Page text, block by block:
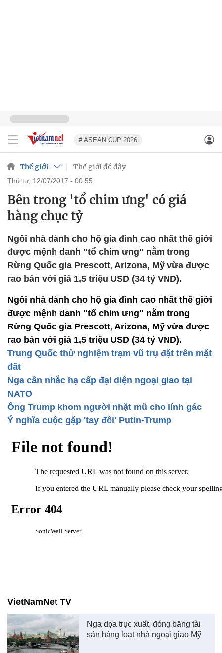
# ASEAN CUP 2026
Thế giới Thế giới đó đây
thứ tư, 12/07/2017 - 00:55
Bên trong 'tổ chim ưng' có giá
hàng chục tỷ
Ngôi nhà dành cho hộ gia đình cao nhất thế giới
được mệnh danh "tổ chim ưng" nằm trong
Rừng Quốc gia Prescott, Arizona, Mỹ vừa được
rao bán với giá 1,5 triệu USD (34 tỷ VND).
Ngôi nhà dành cho hộ gia đình cao nhất thế giới
được mệnh danh "tổ chim ưng" nằm trong
Rừng Quốc gia Prescott, Arizona, Mỹ vừa được
rao bán với giá 1,5 triệu USD (34 tỷ VND).
Trung Quốc thử nghiệm trạm vũ trụ đặt trên mặt
đất
Nga cân nhắc hạ cấp đại diện ngoại giao tại
NATO
Ông Trump khom người nhặt mũ cho lính gác
Ý nghĩa cuộc gặp 'tay đôi' Putin-Trump
VietNamNet TV
Nga dọa trục xuất, đóng băng tài
sản hàng loạt nhà ngoại giao Mỹ